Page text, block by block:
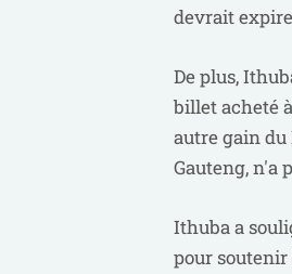
devrait
De plus,
billet acheté
autre gain du
Gauteng, n'a
Ithuba a
pour